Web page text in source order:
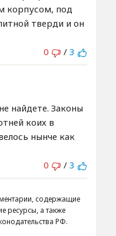
корпусом, под
тверди и он
0
/ 3
найдете. Законы
коих в
нынче как
0
/ 3
содержащие
ресурсы, а также
РФ.